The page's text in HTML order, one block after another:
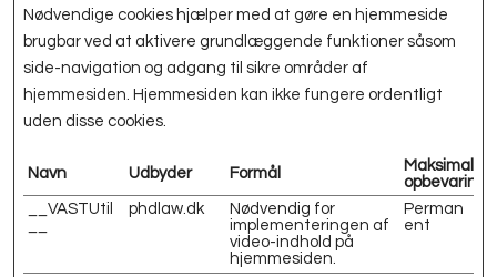
Nødvendige cookies hjælper med at gøre en hjemmeside
brugbar ved at aktivere grundlæggende funktioner såsom
side-navigation og adgang til sikre områder af
hjemmesiden. Hjemmesiden kan ikke fungere ordentligt
uden disse cookies.
Navn Udbyder Formål
Maksimal
__VASTUtil
phdlaw.dk
Nødvendig for
implementeringen af
video-indhold på
hjemmesiden.
Perman
ent